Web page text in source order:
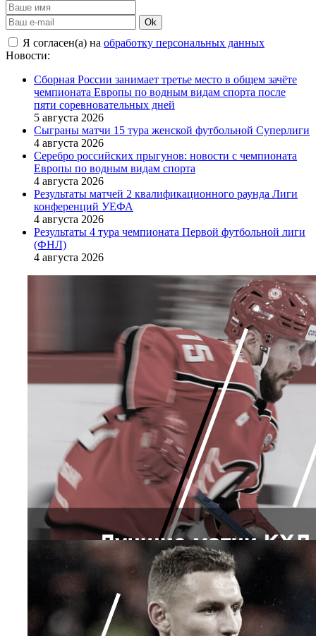
Ok
Я согласен(а) на обработку персональных данных
Новости:
Сборная России занимает третье место в общем зачёте
чемпионата Европы по водным видам спорта после
пяти соревновательных дней
5 августа 2026
Сыграны матчи 15 тура женской футбольной Суперлиги
4 августа 2026
Серебро российских прыгунов: новости с чемпионата
Европы по водным видам спорта
4 августа 2026
Результаты матчей 2 квалификационного раунда Лиги
конференций УЕФА
4 августа 2026
Результаты 4 тура чемпионата Первой футбольной лиги
(ФНЛ)
4 августа 2026